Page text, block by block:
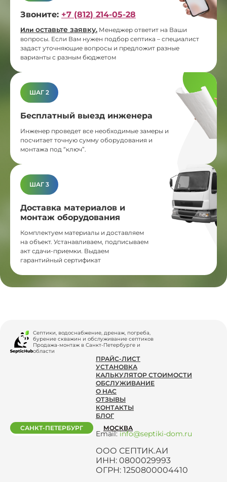
Звоните: +7 (812) 214-05-28
Или оставьте заявку. Менеджер ответит на Ваши
вопросы. Если Вам нужен подбор септика – специалист
задаст уточняющие вопросы и предложит разные
варианты с разным бюджетом
ШАГ 2
Бесплатный выезд инженера
Инженер проведет все необходимые замеры и
посчитает точную сумму оборудования и
монтажа под “ключ”.
ШАГ 3
Доставка материалов и
монтаж оборудования
Комплектуем материалы и доставляем
на объект. Устанавливаем, подписываем
акт сдачи-приемки. Выдаем
гарантийный сертификат
Септики, водоснабжение, дренаж, погреба,
бурение скважин и обслуживание септиков
Продажа-монтаж в Санкт-Петербурге и
области
ПРАЙС-ЛИСТ
УСТАНОВКА
КАЛЬКУЛЯТОР СТОИМОСТИ
ОБСЛУЖИВАНИЕ
О НАС
ОТЗЫВЫ
КОНТАКТЫ
БЛОГ
Email:info@septiki-dom.ru
ООО СЕПТИК.АИ
ИНН: 0800029993
ОГРН: 1250800004410
САНКТ-ПЕТЕРБУРГ МОСКВА